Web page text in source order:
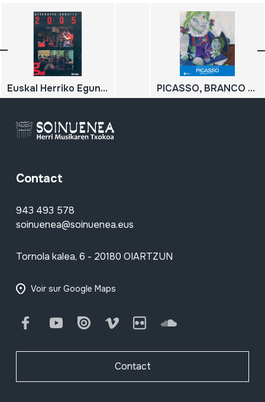
Euskal Herriko Egunkaria, Urtekaria; Anuario 2005 PICASSO, BRANCO NO RECORDO AZUL Debuxando o futuro; PICASSO, BLANCO EN EL RECUERDO AZUL Dibujando el futuro
Contact
943 493 578
soinuenea@soinuenea.eus
Tornola kalea, 6 - 20180 OIARTZUN
Voir sur Google Maps
FacebookYoutube Issuu Vimeo Flickr SoundCloud
Contact